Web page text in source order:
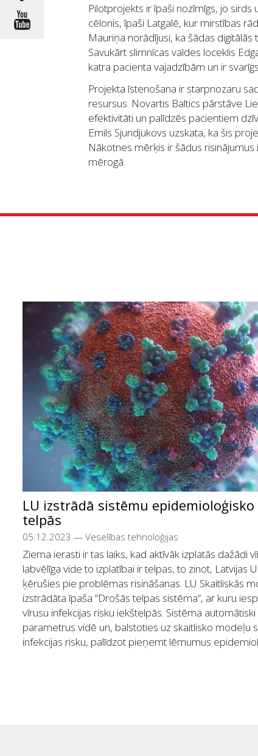
Pilotprojekts ir īpaši nozīmīgs, jo
cēlonis, īpaši Latgalē, kur mirstības
Mauriņa norādījusi, ka šādas
Savukārt slimnīcas valdes loceklis
katra pacienta vajadzībām un ir
Projekta īstenošana ir starpnozaru
resursus. Novartis Baltics pārstāve
efektivitāti un palīdzēs pacientiem
Emils Sjundjukovs uzskata, ka šis
Nākotnes mērķis ir šādus
mērogā.
LU izstrādā sistēmu
telpās
05.12.2023 — Veselības tehnoloģijas
Ziema ierasti ir tas laiks, kad aktīvāk izplatās dažādi
labvēlīga vide to izplatībai ir telpas, to zinot, Latvijas
ķērušies pie problēmas risināšanas. LU Skaitliskās
izstrādāta īpaša “Drošās telpas sistēma”, ar kuru
vīrusu infekcijas risku iekštelpās. Sistēma
parametrus vidē un, balstoties uz skaitlisko modeļu
infekcijas risku, palīdzot pieņemt lēmumus